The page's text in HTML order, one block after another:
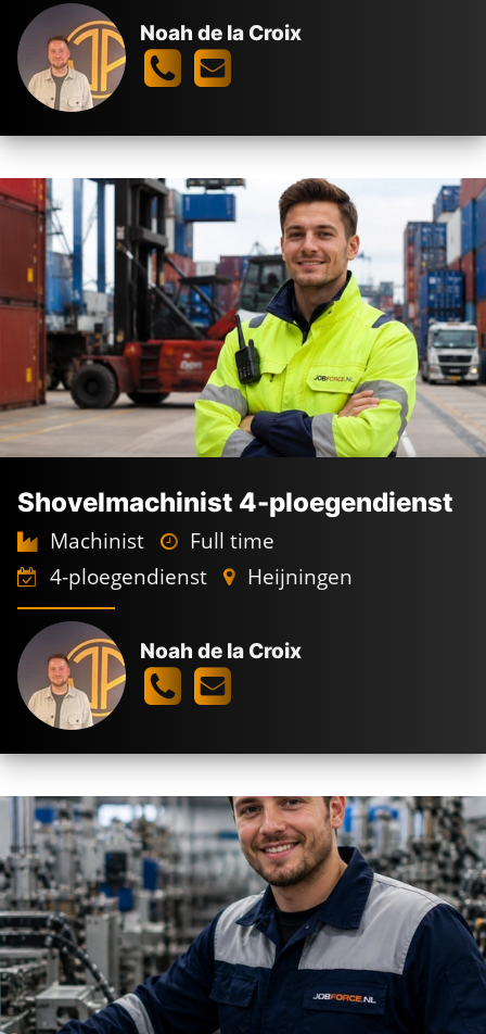
Industrie in ons DNA
Persoonlijkgeregeld
Noah de la Croix
Shovelmachinist 4-ploegendienst
Machinist
Full time
4-ploegendienst
Heijningen
Noah de la Croix